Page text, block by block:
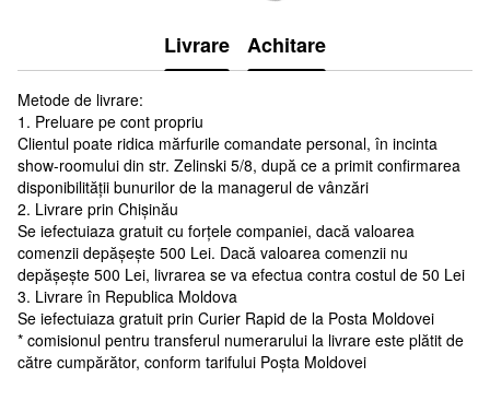
Livrare Achitare
Metode de livrare:
1. Preluare pe cont propriu
Clientul poate ridica mărfurile comandate personal, în incinta
show-roomului din str. Zelinski 5/8, după ce a primit confirmarea
disponibilității bunurilor de la managerul de vânzări
2. Livrare prin Chișinău
Se iefectuiaza gratuit cu forțele companiei, dacă valoarea
comenzii depășește 500 Lei. Dacă valoarea comenzii nu
depășește 500 Lei, livrarea se va efectua contra costul de 50 Lei
3. Livrare în Republica Moldova
Se iefectuiaza gratuit prin Curier Rapid de la Posta Moldovei
* comisionul pentru transferul numerarului la livrare este plătit de
către cumpărător, conform tarifului Poșta Moldovei